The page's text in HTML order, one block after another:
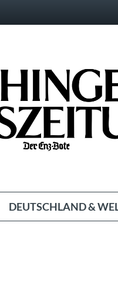
DEUTSCHLAND &